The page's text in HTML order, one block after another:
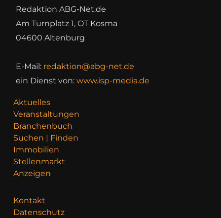
Redaktion ABG-Net.de
Am Turnplatz 1, OT Kosma
04600 Altenburg
E-Mail: redaktion@abg-net.de
ein Dienst von: www.isp-media.de
Aktuelles
Veranstaltungen
Branchenbuch
Suchen | Finden
Immobilien
Stellenmarkt
Anzeigen
Kontakt
Datenschutz